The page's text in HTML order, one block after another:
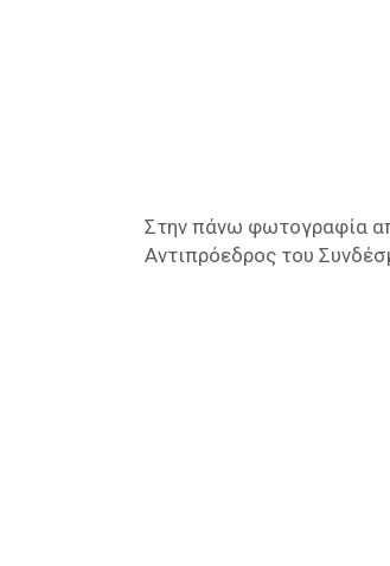
Στην πάνω φωτογραφία
Αντιπρόεδρος του